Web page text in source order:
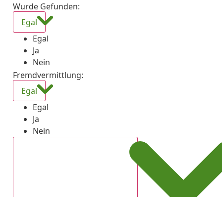
Wurde Gefunden:
Egal
Egal
Ja
Nein
Fremdvermittlung:
Egal
Egal
Ja
Nein